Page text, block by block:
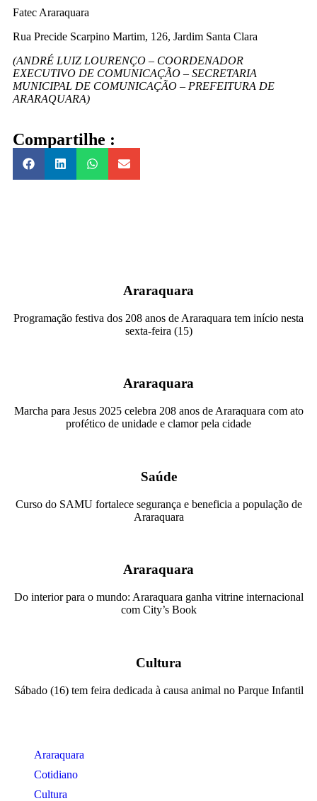
Fatec Araraquara
Rua Precide Scarpino Martim, 126, Jardim Santa Clara
(ANDRÉ LUIZ LOURENÇO – COORDENADOR
EXECUTIVO DE COMUNICAÇÃO – SECRETARIA
MUNICIPAL DE COMUNICAÇÃO – PREFEITURA DE
ARARAQUARA)
Compartilhe :
Araraquara
Programação festiva dos 208 anos de Araraquara tem início nesta
sexta-feira (15)
Araraquara
Marcha para Jesus 2025 celebra 208 anos de Araraquara com ato
profético de unidade e clamor pela cidade
Saúde
Curso do SAMU fortalece segurança e beneficia a população de
Araraquara
Araraquara
Do interior para o mundo: Araraquara ganha vitrine internacional
com City’s Book
Cultura
Sábado (16) tem feira dedicada à causa animal no Parque Infantil
Araraquara
Cotidiano
Cultura